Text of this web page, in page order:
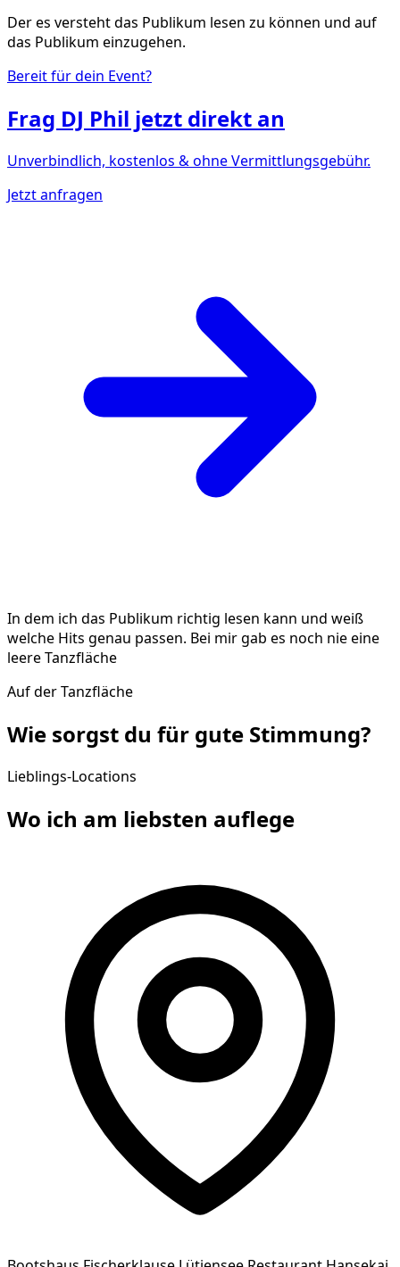
Der es versteht das Publikum lesen zu können und auf
das Publikum einzugehen.
Bereit für dein Event?
Frag DJ Phil jetzt direkt an
Unverbindlich, kostenlos & ohne Vermittlungsgebühr.
Jetzt anfragen
In dem ich das Publikum richtig lesen kann und weiß
welche Hits genau passen. Bei mir gab es noch nie eine
leere Tanzfläche
Auf der Tanzfläche
Wie sorgst du für gute Stimmung?
Lieblings-Locations
Wo ich am liebsten auflege